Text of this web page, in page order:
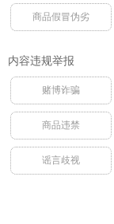
商品假冒伪劣
内容违规举报
赌博诈骗
商品违禁
谣言歧视